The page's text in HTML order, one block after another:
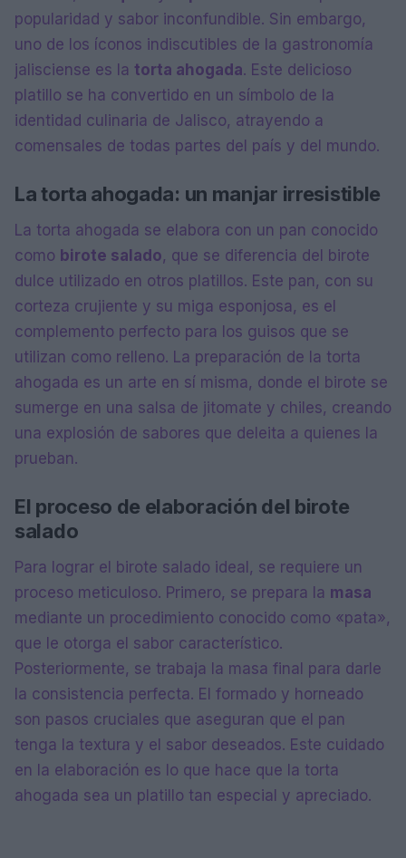
popularidad y sabor inconfundible. Sin embargo,
uno de los íconos indiscutibles de la gastronomía
jalisciense es la torta ahogada. Este delicioso
platillo se ha convertido en un símbolo de la
identidad culinaria de Jalisco, atrayendo a
comensales de todas partes del país y del mundo.
La torta ahogada: un manjar irresistible
La torta ahogada se elabora con un pan conocido
como birote salado, que se diferencia del birote
dulce utilizado en otros platillos. Este pan, con su
corteza crujiente y su miga esponjosa, es el
complemento perfecto para los guisos que se
utilizan como relleno. La preparación de la torta
ahogada es un arte en sí misma, donde el birote se
sumerge en una salsa de jitomate y chiles, creando
una explosión de sabores que deleita a quienes la
prueban.
El proceso de elaboración del birote
salado
Para lograr el birote salado ideal, se requiere un
proceso meticuloso. Primero, se prepara la masa
mediante un procedimiento conocido como «pata»,
que le otorga el sabor característico.
Posteriormente, se trabaja la masa final para darle
la consistencia perfecta. El formado y horneado
son pasos cruciales que aseguran que el pan
tenga la textura y el sabor deseados. Este cuidado
en la elaboración es lo que hace que la torta
ahogada sea un platillo tan especial y apreciado.